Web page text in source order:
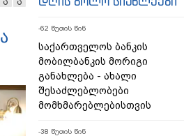
-62 წუთის წინ
საქართველოს ბანკის
მობილბანკის მორიგი
განახლება - ახალი
შესაძლებლობები
მომხმარებლებისთვის
-38 წუთის წინ